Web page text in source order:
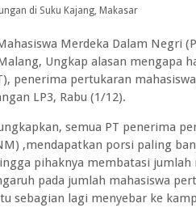
di Suku Kajang, Makasar
Merdeka Dalam Negri
Ungkap alasan mengapa
penerima pertukaran
LP3, Rabu (1/12).
semua PT penerima
,mendapatkan porsi paling
pihaknya membatasi jumlah
pada jumlah mahasiswa
sebagian lagi menyebar ke